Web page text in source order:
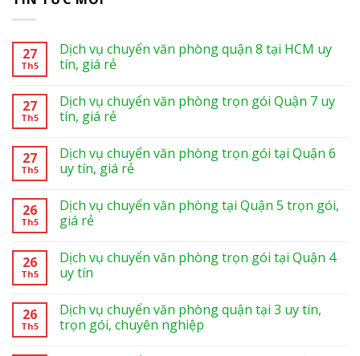
27
Th5
Dịch vụ chuyển văn phòng quận 8 tại HCM uy
tín, giá rẻ
27
Th5
Dịch vụ chuyển văn phòng trọn gói Quận 7 uy
tín, giá rẻ
27
Th5
Dịch vụ chuyển văn phòng trọn gói tại Quận 6
uy tín, giá rẻ
26
Th5
Dịch vụ chuyển văn phòng tại Quận 5 trọn gói,
giá rẻ
26
Th5
Dịch vụ chuyển văn phòng trọn gói tại Quận 4
uy tín
26
Th5
Dịch vụ chuyển văn phòng quận tại 3 uy tín,
trọn gói, chuyên nghiệp